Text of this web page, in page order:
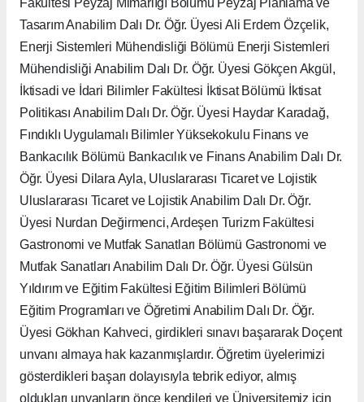
Fakültesi Peyzaj Mimarlığı Bölümü Peyzaj Planlama ve
Tasarım Anabilim Dalı Dr. Öğr. Üyesi Ali Erdem Özçelik,
Enerji Sistemleri Mühendisliği Bölümü Enerji Sistemleri
Mühendisliği Anabilim Dalı Dr. Öğr. Üyesi Gökçen Akgül,
İktisadi ve İdari Bilimler Fakültesi İktisat Bölümü İktisat
Politikası Anabilim Dalı Dr. Öğr. Üyesi Haydar Karadağ,
Fındıklı Uygulamalı Bilimler Yüksekokulu Finans ve
Bankacılık Bölümü Bankacılık ve Finans Anabilim Dalı Dr.
Öğr. Üyesi Dilara Ayla, Uluslararası Ticaret ve Lojistik
Uluslararası Ticaret ve Lojistik Anabilim Dalı Dr. Öğr.
Üyesi Nurdan Değirmenci, Ardeşen Turizm Fakültesi
Gastronomi ve Mutfak Sanatları Bölümü Gastronomi ve
Mutfak Sanatları Anabilim Dalı Dr. Öğr. Üyesi Gülsün
Yıldırım ve Eğitim Fakültesi Eğitim Bilimleri Bölümü
Eğitim Programları ve Öğretimi Anabilim Dalı Dr. Öğr.
Üyesi Gökhan Kahveci, girdikleri sınavı başararak Doçent
unvanı almaya hak kazanmışlardır. Öğretim üyelerimizi
gösterdikleri başarı dolayısıyla tebrik ediyor, almış
oldukları unvanların önce kendileri ve Üniversitemiz için